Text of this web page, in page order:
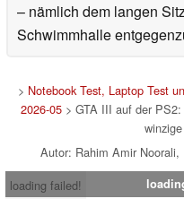
– nämlich dem langen
Schwimmhalle
> Notebook Test, Laptop Test
2026-05> GTA III auf der PS2:
Autor: Rahim Amir
loading failed!